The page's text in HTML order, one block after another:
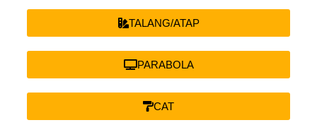
TALANG/ATAP
PARABOLA
CAT